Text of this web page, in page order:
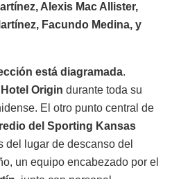
Alexis Mac Allister,
Facundo Medina, y
está diagramada.
Hotel Origin durante toda su
El otro punto central de
del Sporting Kansas
del lugar de descanso del
un equipo encabezado por el